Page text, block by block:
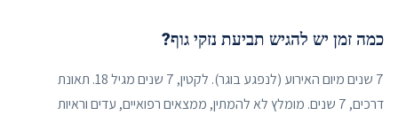
כמה זמן יש להגיש תביעת נזקי גוף?
7 שנים מיום האירוע (לנפגע בוגר). לקטין, 7 שנים מגיל 18. תאונת
דרכים, 7 שנים. מומלץ לא להמתין, ממצאים רפואיים, עדים וראיות